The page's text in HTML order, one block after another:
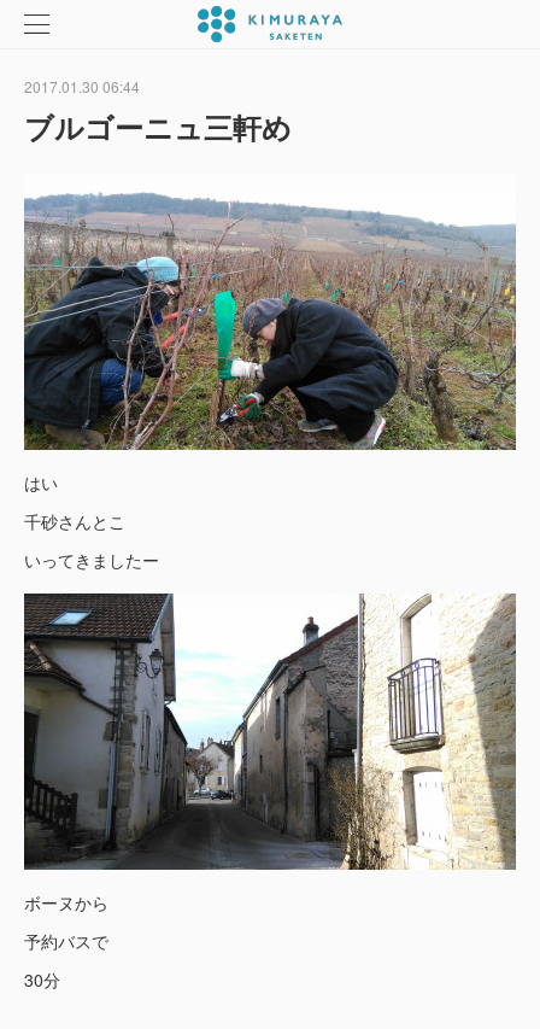
2017.01.30 06:44
ブルゴーニュ三軒め
はい
千砂さんとこ
いってきましたー
ボーヌから
予約バスで
30分